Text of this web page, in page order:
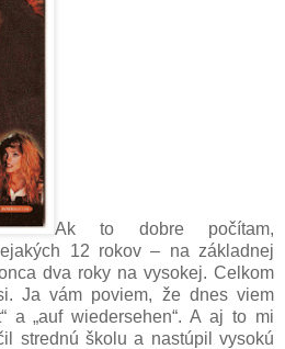
Ak to dobre počítam,
12 rokov – na základnej
dva roky na vysokej. Celkom
Ja vám poviem, že dnes viem
a „auf wiedersehen“. A aj to mi
strednú školu a nastúpil vysokú